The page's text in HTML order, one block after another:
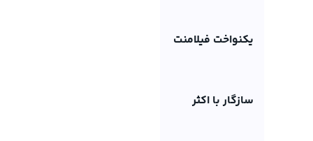
یکنواخت فیلامنت
سازگار با اکثر